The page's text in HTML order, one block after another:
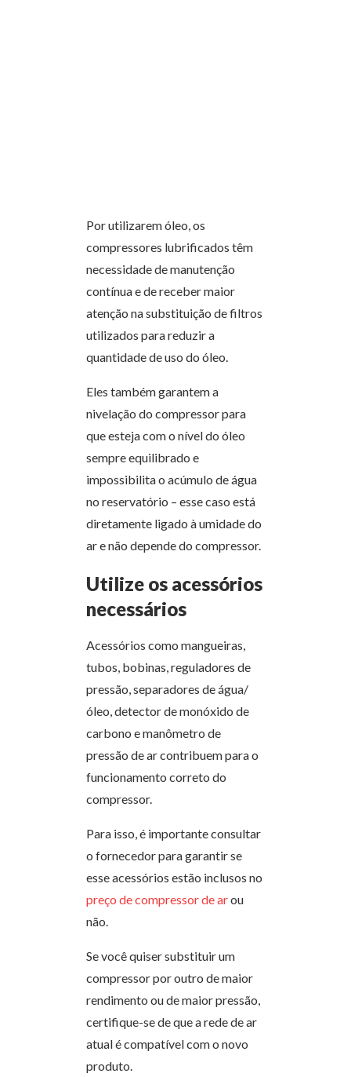
Por utilizarem óleo, os
compressores lubrificados têm
necessidade de manutenção
contínua e de receber maior
atenção na substituição de filtros
utilizados para reduzir a
quantidade de uso do óleo.
Eles também garantem a
nivelação do compressor para
que esteja com o nível do óleo
sempre equilibrado e
impossibilita o acúmulo de água
no reservatório – esse caso está
diretamente ligado à umidade do
ar e não depende do compressor.
Utilize os acessórios
necessários
Acessórios como mangueiras,
tubos, bobinas, reguladores de
pressão, separadores de água/
óleo, detector de monóxido de
carbono e manômetro de
pressão de ar contribuem para o
funcionamento correto do
compressor.
Para isso, é importante consultar
o fornecedor para garantir se
esse acessórios estão inclusos no
preço de compressor de arou
não.
Se você quisersubstituir um
compressor por outro de maior
rendimento ou de maior pressão,
certifique-se de que a rede de ar
atual é compatível com o novo
produto.